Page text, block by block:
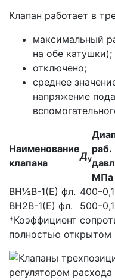
Клапан работает в
максимальный
на обе катушки);
отключено;
среднее
напряжение
Наименование
клапана
Ду
раб.
МПа
ВН½В-1(Е) фл. 400–0,1
ВН2В-1(Е) фл.
500–0,1
*Коэффициент
полностью открытом